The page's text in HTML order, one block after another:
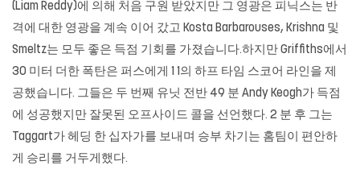
(Liam Reddy)에 의해 처음 구원 받았지만 그 영광은 피닉스는 반
격에 대한 영광을 계속 이어 갔고 Kosta Barbarouses, Krishna 및
Smeltz는 모두 좋은 득점 기회를 가졌습니다.하지만 Griffiths에서
30 미터 더한 폭탄은 퍼스에게 1 1의 하프 타임 스코어 라인을 제
공했습니다. 그들은 두 번째 유닛 전반 49 분 Andy Keogh가 득점
에 성공했지만 잘못된 오프사이드 콜을 선언했다. 2 분 후 그는
Taggart가 헤딩 한 십자가를 보내며 승부 차기는 홈팀이 편안하
게 승리를 거두게했다.